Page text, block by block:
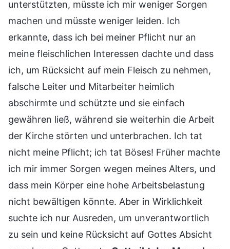
unterstützten, müsste ich mir weniger Sorgen
machen und müsste weniger leiden. Ich
erkannte, dass ich bei meiner Pflicht nur an
meine fleischlichen Interessen dachte und dass
ich, um Rücksicht auf mein Fleisch zu nehmen,
falsche Leiter und Mitarbeiter heimlich
abschirmte und schützte und sie einfach
gewähren ließ, während sie weiterhin die Arbeit
der Kirche störten und unterbrachen. Ich tat
nicht meine Pflicht; ich tat Böses! Früher machte
ich mir immer Sorgen wegen meines Alters, und
dass mein Körper eine hohe Arbeitsbelastung
nicht bewältigen könnte. Aber in Wirklichkeit
suchte ich nur Ausreden, um unverantwortlich
zu sein und keine Rücksicht auf Gottes Absicht